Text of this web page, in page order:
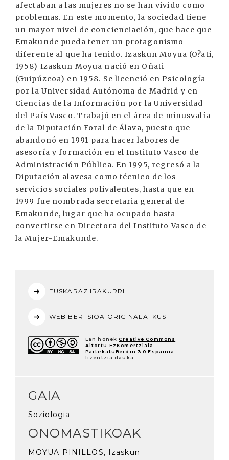
afectaban a las mujeres no se han vivido como
problemas. En este momento, la sociedad tiene
un mayor nivel de concienciación, que hace que
Emakunde pueda tener un protagonismo
diferente al que ha tenido. Izaskun Moyua (O?ati,
1958) Izaskun Moyua nació en Oñati
(Guipúzcoa) en 1958. Se licenció en Psicología
por la Universidad Autónoma de Madrid y en
Ciencias de la Información por la Universidad
del País Vasco. Trabajó en el área de minusvalía
de la Diputación Foral de Álava, puesto que
abandonó en 1991 para hacer labores de
asesoría y formación en el Instituto Vasco de
Administración Pública. En 1995, regresó a la
Diputación alavesa como técnico de los
servicios sociales polivalentes, hasta que en
1999 fue nombrada secretaria general de
Emakunde, lugar que ha ocupado hasta
convertirse en Directora del Instituto Vasco de
la Mujer-Emakunde.
EUSKARAZ IRAKURRI
WEB BERTSIOA ORIGINALA IKUSI
Lan honek Creative Commons
Aitortu-EzKomertziala-
PartekatuBerdin 3.0 Espainia
lizentzia dauka.
GAIA
Soziologia
ONOMASTIKOAK
MOYUA PINILLOS, Izaskun